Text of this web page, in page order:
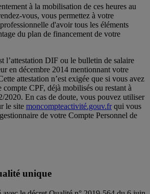
à la mobilisation de ces heures au
vous, vous permettez à votre
d'avoir tous les éléments
du plan de financement de votre
l’attestation DIF ou le bulletin de salaire
en décembre 2014 mentionnant votre
attestation n’est exigée que si vous avez
CPF, déjà mobilisés ou restant à
2020. En cas de doute, vous pouvez utiliser
le site moncompteactivité.gouv.frqui vous
de votre Compte Personnel de
unique